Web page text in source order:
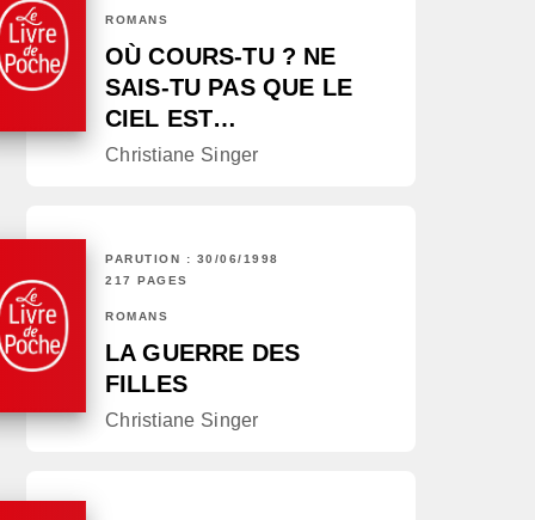
ROMANS
OÙ COURS-TU ? NE
SAIS-TU PAS QUE LE
CIEL EST…
Christiane Singer
PARUTION : 30/06/1998
217 PAGES
ROMANS
LA GUERRE DES
FILLES
Christiane Singer